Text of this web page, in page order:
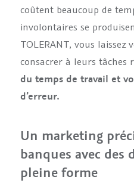
coûtent beaucoup de
involontaires se
TOLERANT, vous laissez
consacrer à leurs tâches
du temps de travail et
d’erreur.
Un marketing
banques avec des
pleine forme